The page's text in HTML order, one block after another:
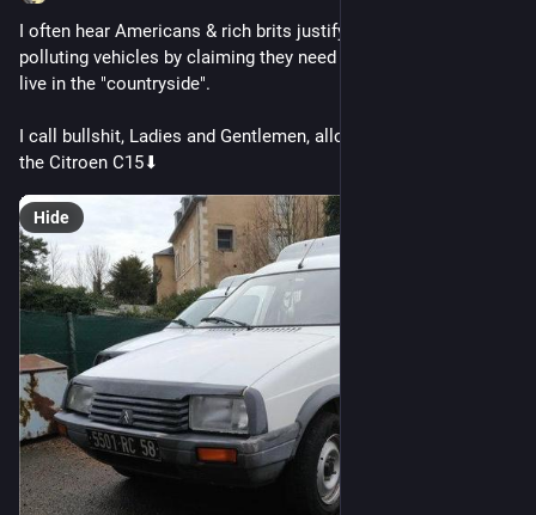
I often hear Americans & rich brits justify buying oversized,
polluting vehicles by claiming they need them because they
live in the "countryside".
I call bullshit, Ladies and Gentlemen, allow me to introduce,
the Citroen C15⬇
Hide